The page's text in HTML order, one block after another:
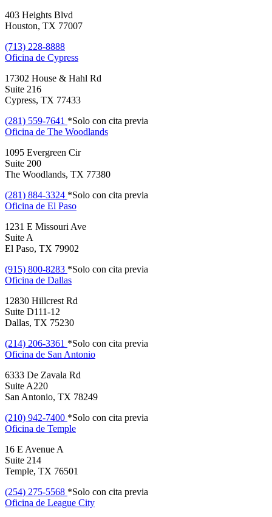
403 Heights Blvd
Houston, TX 77007
(713) 228-8888
Oficina de Cypress
17302 House & Hahl Rd
Suite 216
Cypress, TX 77433
(281) 559-7641 *Solo con cita previa
Oficina de The Woodlands
1095 Evergreen Cir
Suite 200
The Woodlands, TX 77380
(281) 884-3324 *Solo con cita previa
Oficina de El Paso
1231 E Missouri Ave
Suite A
El Paso, TX 79902
(915) 800-8283 *Solo con cita previa
Oficina de Dallas
12830 Hillcrest Rd
Suite D111-12
Dallas, TX 75230
(214) 206-3361 *Solo con cita previa
Oficina de San Antonio
6333 De Zavala Rd
Suite A220
San Antonio, TX 78249
(210) 942-7400 *Solo con cita previa
Oficina de Temple
16 E Avenue A
Suite 214
Temple, TX 76501
(254) 275-5568 *Solo con cita previa
Oficina de League City